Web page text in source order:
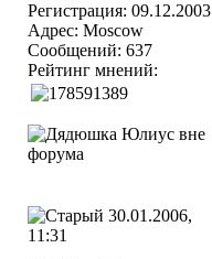
Регистрация: 09.12.2003
Адрес: Moscow
Сообщений: 637
Рейтинг мнений:
30.01.2006,
11:31